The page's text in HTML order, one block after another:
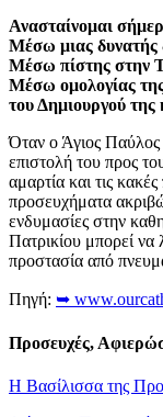
Ανασταίνομαι
Μέσω μιας δυνατής
Μέσω πίστης στην
Μέσω ομολογίας
του Δημιουργού της
Όταν ο Άγιος
επιστολή του προς
αμαρτία και τις
προσευχήματα
ενδυμασίες στην
Πατρικίου μπορεί να
προστασία από
Πηγή: ➥
Προσευχές,
Η Βασίλισσα της